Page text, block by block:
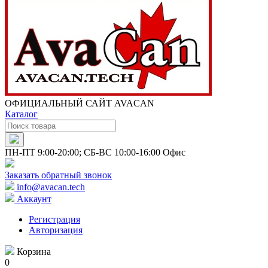
ОФИЦИАЛЬНЫЙ САЙТ AVACAN
Каталог
ПН-ПТ 9:00-20:00; СБ-ВС 10:00-16:00 Офис
Заказать обратный звонок
info@avacan.tech
Аккаунт
Регистрация
Авторизация
Корзина
0